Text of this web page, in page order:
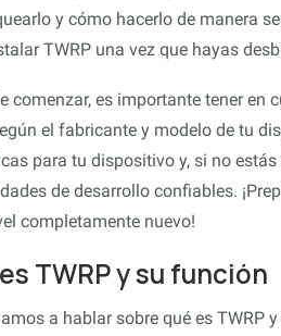
y cómo hacerlo de manera
TWRP una vez que hayas
comenzar, es importante tener en
el fabricante y modelo de tu
para tu dispositivo y, si no
de desarrollo confiables.
completamente nuevo!
TWRP y su función
a hablar sobre qué es TWRP